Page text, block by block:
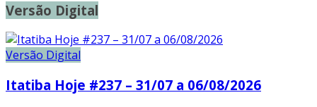
Versão Digital
Versão Digital
Itatiba Hoje #237 – 31/07 a 06/08/2026